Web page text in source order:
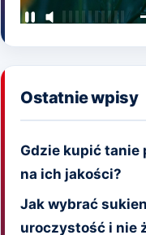
Ostatnie wpisy
Gdzie kupić tanie
na ich jakości?
Jak wybrać
uroczystość i nie